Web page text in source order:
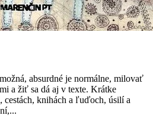
absurdné je normálne, milovať
a žiť sa dá aj v texte. Krátke
cestách, knihách a ľuďoch, úsilí a